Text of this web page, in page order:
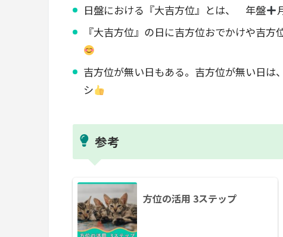
日盤における『大吉方位』とは、 年盤
『大吉方位』の日に吉方位おでかけや吉
吉方位が無い日もある。吉方位が無い日は
シ
参考
方位の活用 3ステップ